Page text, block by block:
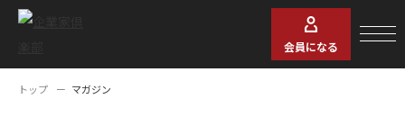
会員になる
トップ マガジン